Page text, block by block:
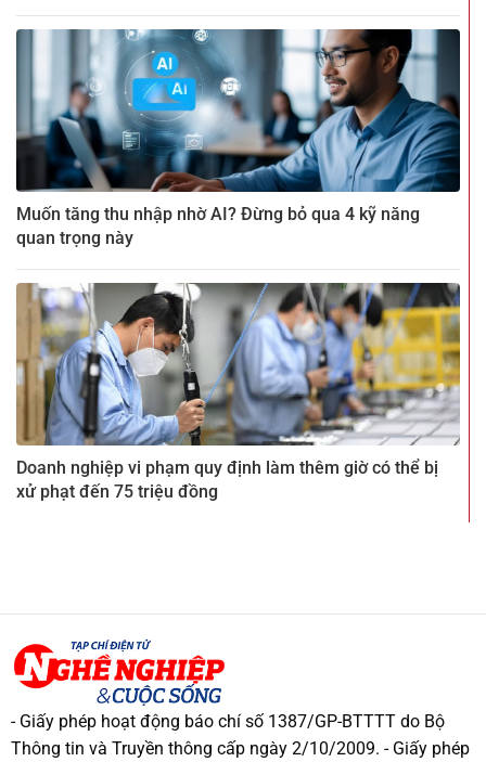
Muốn tăng thu nhập nhờ AI? Đừng bỏ qua 4 kỹ năng
quan trọng này
Doanh nghiệp vi phạm quy định làm thêm giờ có thể bị
xử phạt đến 75 triệu đồng
- Giấy phép hoạt động báo chí số 1387/GP-BTTTT do Bộ
Thông tin và Truyền thông cấp ngày 2/10/2009. - Giấy phép